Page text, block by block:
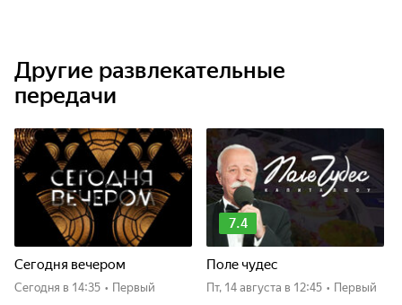
Другие развлекательные
передачи
Сегодня вечером
Сегодня в 14:35 • Первый
7.4
Поле чудес
пт, 14 августа в 12:45 • Первый